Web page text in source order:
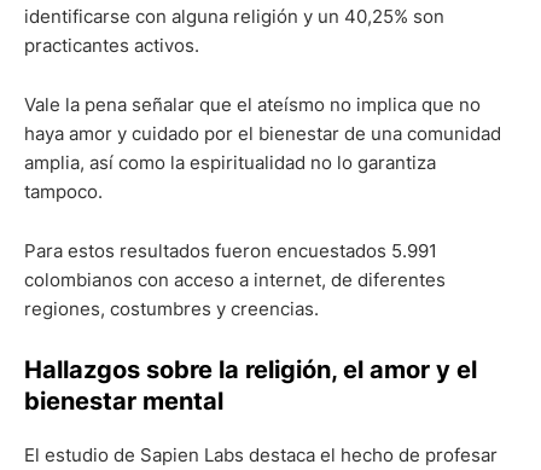
identificarse con alguna religión y un 40,25% son
practicantes activos.
Vale la pena señalar que el ateísmo no implica que no
haya amor y cuidado por el bienestar de una comunidad
amplia, así como la espiritualidad no lo garantiza
tampoco.
Para estos resultados fueron encuestados 5.991
colombianos con acceso a internet, de diferentes
regiones, costumbres y creencias.
Hallazgos sobre la religión, el amor y el
bienestar mental
El estudio de Sapien Labs destaca el hecho de profesar